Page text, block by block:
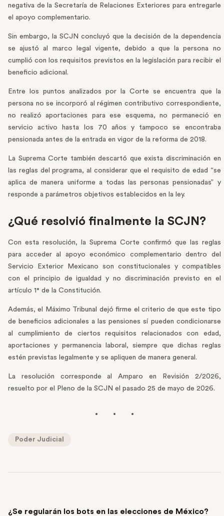
negativa de la Secretaría de Relaciones Exteriores para entregarle
el apoyo complementario.
Sin embargo, la SCJN concluyó que la decisión de la dependencia
se ajustó al marco legal vigente, debido a que la persona no
cumplió con los requisitos previstos en la legislación para recibir el
beneficio adicional.
Entre los puntos analizados por la Corte se encuentra que la
persona no se incorporó al régimen contributivo correspondiente,
no realizó aportaciones para ese esquema, no permaneció en
servicio activo hasta los 70 años y tampoco se encontraba
pensionada antes de la entrada en vigor de la reforma de 2018.
La Suprema Corte también descartó que exista discriminación en
las reglas del programa, al considerar que el requisito de edad “se
aplica de manera uniforme a todas las personas pensionadas” y
responde a parámetros objetivos establecidos en la ley.
¿Qué resolvió finalmente la SCJN?
Con esta resolución, la Suprema Corte confirmó que las reglas
para acceder al apoyo económico complementario dentro del
Servicio Exterior Mexicano son constitucionales y compatibles
con el principio de igualdad y no discriminación previsto en el
artículo 1° de la Constitución.
Además, el Máximo Tribunal dejó firme el criterio de que este tipo
de beneficios adicionales a las pensiones sí pueden condicionarse
al cumplimiento de ciertos requisitos relacionados con edad,
aportaciones y permanencia laboral, siempre que dichas reglas
estén previstas legalmente y se apliquen de manera general.
La resolución corresponde al Amparo en Revisión 2/2026,
resuelto por el Pleno de la SCJN el pasado 25 de mayo de 2026.
Poder Judicial
¿Se regularán los bots en las elecciones de México?